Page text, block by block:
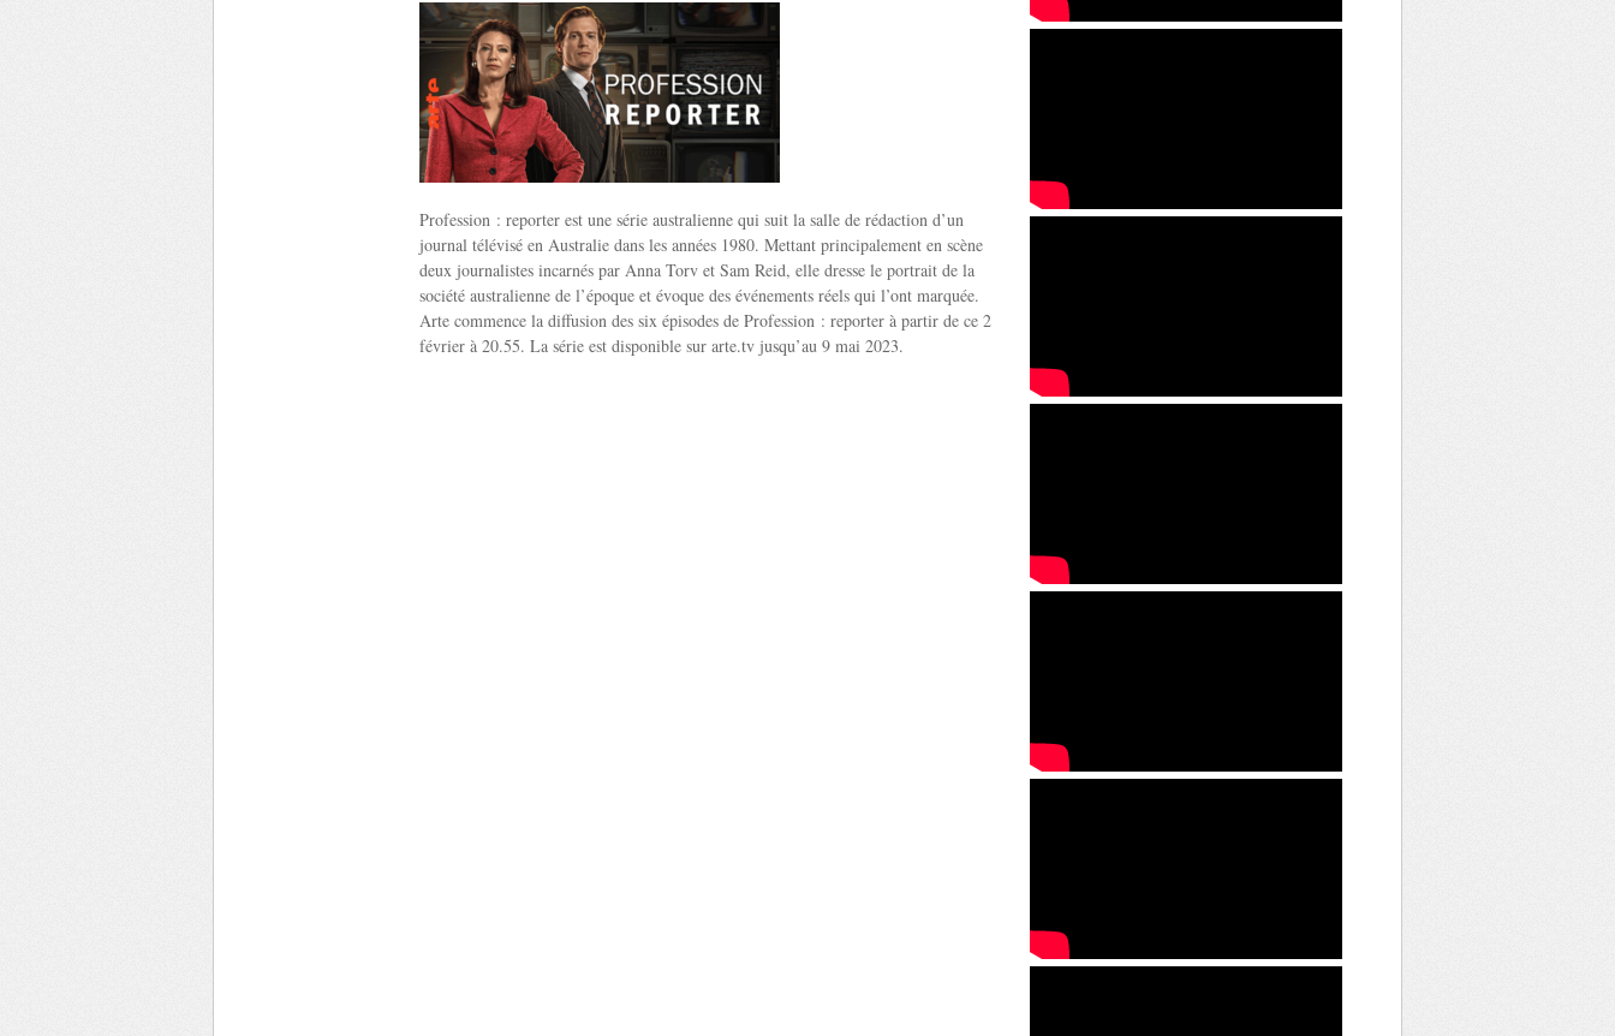
Profession : reporter est une série australienne qui suit la salle de rédaction d’un
journal télévisé en Australie dans les années 1980. Mettant principalement en scène
deux journalistes incarnés par Anna Torv et Sam Reid, elle dresse le portrait de la
société australienne de l’époque et évoque des événements réels qui l’ont marquée.
Arte commence la diffusion des six épisodes de Profession : reporter à partir de ce 2
février à 20.55. La série est disponible sur arte.tv jusqu’au 9 mai 2023.